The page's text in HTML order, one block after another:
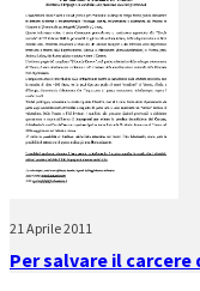
21 Aprile 2011
Per salvare il